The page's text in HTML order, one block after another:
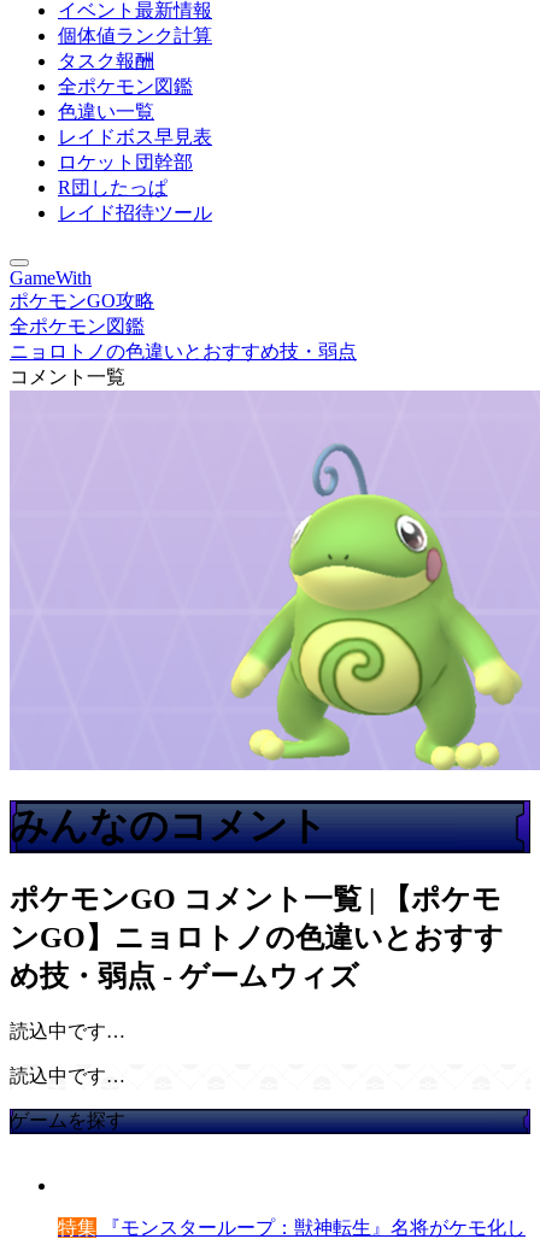
イベント最新情報
個体値ランク計算
タスク報酬
全ポケモン図鑑
色違い一覧
レイドボス早見表
ロケット団幹部
R団したっぱ
レイド招待ツール
GameWith
ポケモンGO攻略
全ポケモン図鑑
ニョロトノの色違いとおすすめ技・弱点
コメント一覧
みんなのコメント
ポケモンGO コメント一覧 | 【ポケモ
ンGO】ニョロトノの色違いとおすす
め技・弱点 - ゲームウィズ
読込中です…
読込中です…
ゲームを探す
特集 『モンスターループ：獣神転生』名将がケモ化し